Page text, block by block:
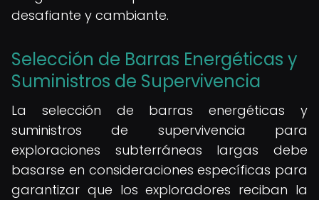
desafiante y cambiante.
Selección de Barras Energéticas y
Suministros de Supervivencia
La selección de barras energéticas y
suministros de supervivencia para
exploraciones subterráneas largas debe
basarse en consideraciones específicas para
garantizar que los exploradores reciban la